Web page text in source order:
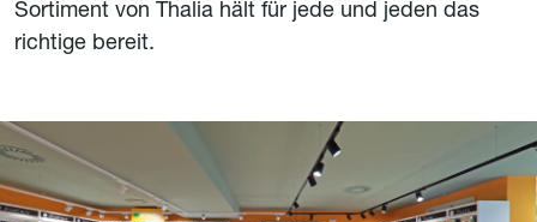
Sortiment von Thalia hält für jede und jeden das
richtige bereit.